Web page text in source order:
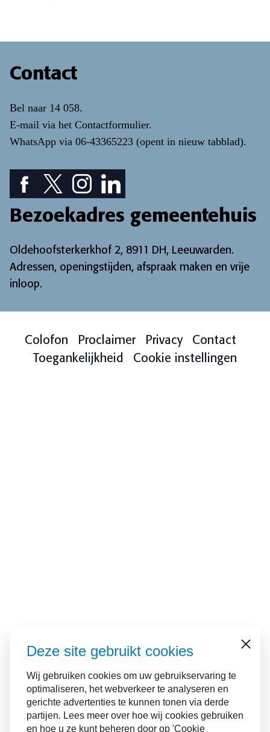
Contact
Bel naar 14 058.
E-mail via het Contactformulier.
WhatsApp via 06-43365223 (opent in nieuw tabblad).
Facebook pictogram: bekijk onze Facebook pagina
Twitter pictogram: bekijk onze Twitter pagina
Instagram pictogram: bekijk onze
LinkedIn pictogram: bekijk onze
Bezoekadres gemeentehuis
Oldehoofsterkerkhof 2, 8911 DH, Leeuwarden.
Adressen, openingstijden, afspraak maken en vrije
inloop.
Colofon Proclaimer Privacy
Contact
Toegankelijkheid
Cookie instellingen
Deze site gebruikt cookies
Wij gebruiken cookies om uw gebruikservaring te
optimaliseren, het webverkeer te analyseren en
gerichte advertenties te kunnen tonen via derde
partijen. Lees meer over hoe wij cookies gebruiken
en hoe u ze kunt beheren door op 'Cookie
Sluiten